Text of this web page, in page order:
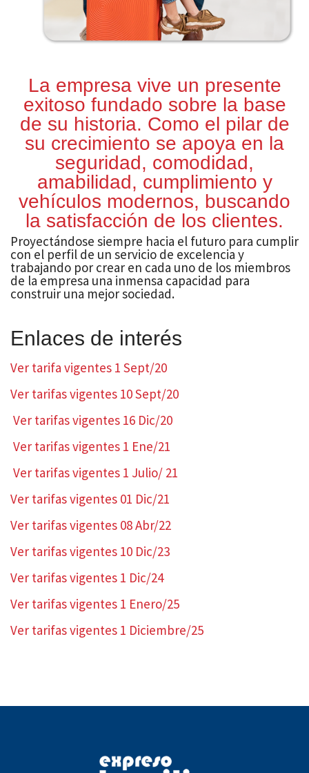
La empresa vive un presente
exitoso fundado sobre la base
de su historia. Como el pilar de
su crecimiento se apoya en la
seguridad, comodidad,
amabilidad, cumplimiento y
vehículos modernos, buscando
la satisfacción de los clientes.
Proyectándose siempre hacia el futuro para cumplir
con el perfil de un servicio de excelencia y
trabajando por crear en cada uno de los miembros
de la empresa una inmensa capacidad para
construir una mejor sociedad.
Enlaces de interés
Ver tarifa vigentes 1 Sept/20
Ver tarifas vigentes 10 Sept/20
Ver tarifas vigentes 16 Dic/20
Ver tarifas vigentes 1 Ene/21
Ver tarifas vigentes 1 Julio/ 21
Ver tarifas vigentes 01 Dic/21
Ver tarifas vigentes 08 Abr/22
Ver tarifas vigentes 10 Dic/23
Ver tarifas vigentes 1 Dic/24
Ver tarifas vigentes 1 Enero/25
Ver tarifas vigentes 1 Diciembre/25